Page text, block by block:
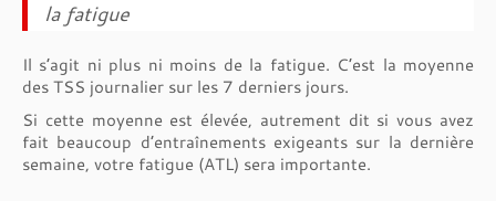
la fatigue
Il s’agit ni plus ni moins de la fatigue. C’est la moyenne
des TSS journalier sur les 7 derniers jours.
Si cette moyenne est élevée, autrement dit si vous avez
fait beaucoup d’entraînements exigeants sur la dernière
semaine, votre fatigue (ATL) sera importante.